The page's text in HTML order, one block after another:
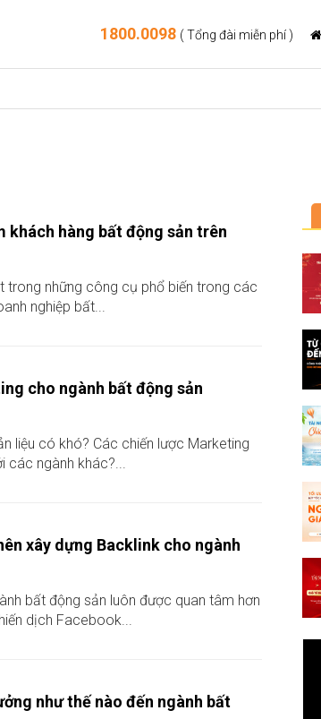
1800.0098 ( Tổng đài miễn phí )
khách hàng bất động sản trên
trong những công cụ phổ biến trong các
nghiệp bất...
cho ngành bất động sản
liệu có khó? Các chiến lược Marketing
các ngành khác?...
xây dựng Backlink cho ngành
bất động sản luôn được quan tâm hơn
dịch Facebook...
như thế nào đến ngành bất